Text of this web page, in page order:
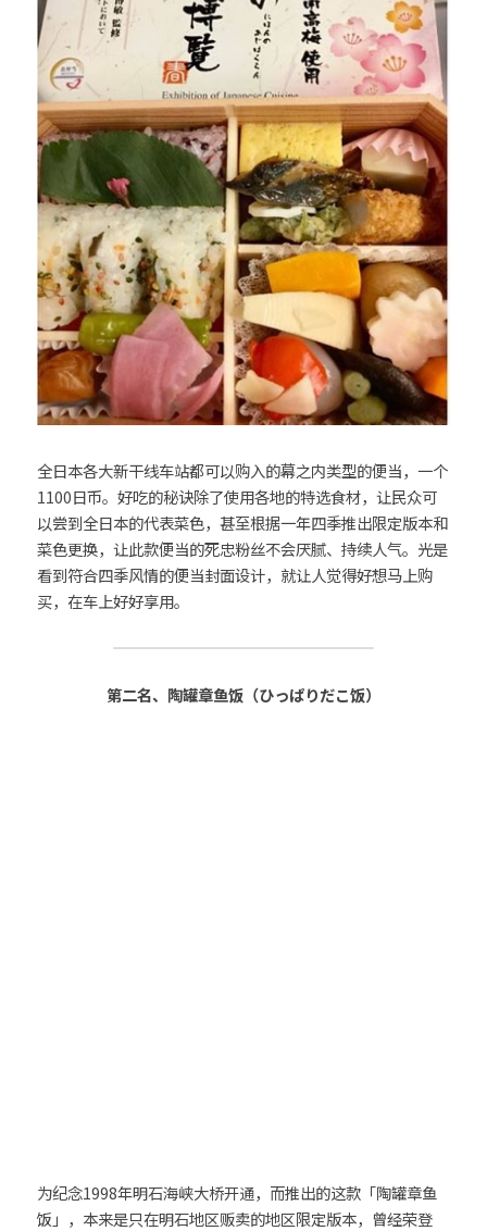
全日本各大新干线车站都可以购入的幕之内类型的便当，一个
1100日币。好吃的秘诀除了使用各地的特选食材，让民众可
以尝到全日本的代表菜色，甚至根据一年四季推出限定版本和
菜色更换，让此款便当的死忠粉丝不会厌腻、持续人气。光是
看到符合四季风情的便当封面设计，就让人觉得好想马上购
买，在车上好好享用。
第二名、陶罐章鱼饭（ひっぱりだこ饭）
为纪念1998年明石海峡大桥开通，而推出的这款「陶罐章鱼
饭」，本来是只在明石地区贩卖的地区限定版本，曾经荣登